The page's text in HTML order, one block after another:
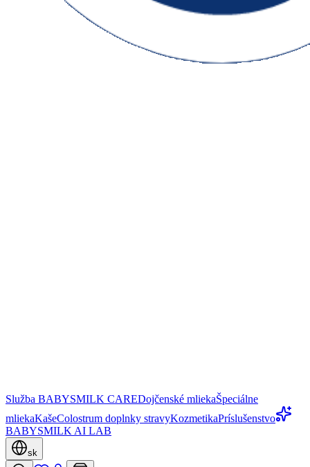
Služba BABYSMILK CAREDojčenské mliekaŠpeciálne
mliekaKašeColostrum doplnky stravyKozmetikaPríslušenstvo
BABYSMILK AI LAB
sk